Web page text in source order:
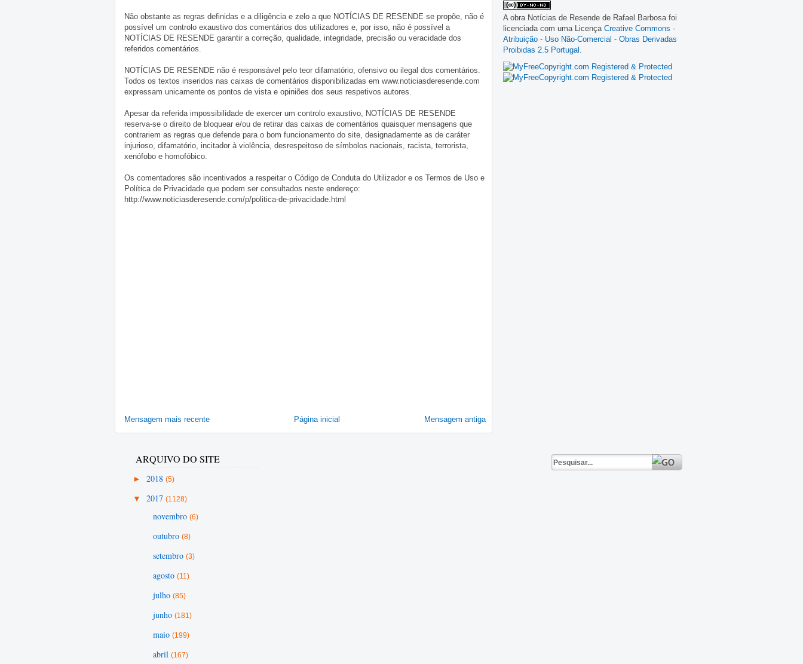
Não obstante as regras definidas e a diligência e zelo a que NOTÍCIAS DE RESENDE se propõe, não é
possível um controlo exaustivo dos comentários dos utilizadores e, por isso, não é possível a
NOTÍCIAS DE RESENDE garantir a correção, qualidade, integridade, precisão ou veracidade dos
referidos comentários.
NOTÍCIAS DE RESENDE não é responsável pelo teor difamatório, ofensivo ou ilegal dos comentários.
Todos os textos inseridos nas caixas de comentários disponibilizadas em www.noticiasderesende.com
expressam unicamente os pontos de vista e opiniões dos seus respetivos autores.
Apesar da referida impossibilidade de exercer um controlo exaustivo, NOTÍCIAS DE RESENDE
reserva-se o direito de bloquear e/ou de retirar das caixas de comentários quaisquer mensagens que
contrariem as regras que defende para o bom funcionamento do site, designadamente as de caráter
injurioso, difamatório, incitador à violência, desrespeitoso de símbolos nacionais, racista, terrorista,
xenófobo e homofóbico.
Os comentadores são incentivados a respeitar o Código de Conduta do Utilizador e os Termos de Uso e
Política de Privacidade que podem ser consultados neste endereço:
http://www.noticiasderesende.com/p/politica-de-privacidade.html
Mensagem mais recente Mensagem antiga
Página inicial
A obra Notícias de Resende de Rafael Barbosa foi
licenciada com uma Licença Creative Commons -
Atribuição - Uso Não-Comercial - Obras Derivadas
Proibidas 2.5 Portugal
ARQUIVO DO SITE
► 2018 (5)
▼ 2017 (1128)
novembro (6)
outubro (8)
setembro (3)
agosto (11)
julho (85)
junho (181)
maio (199)
abril (167)